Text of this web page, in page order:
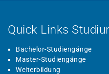
Quick Links
Bachelor-Studiengänge
Master-Studiengänge
Weiterbildung